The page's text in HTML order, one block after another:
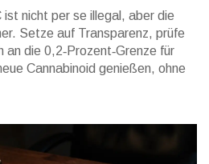
nicht per se illegal, aber die
Setze auf Transparenz, prüfe
an die 0,2‑Prozent‑Grenze für
Cannabinoid genießen, ohne